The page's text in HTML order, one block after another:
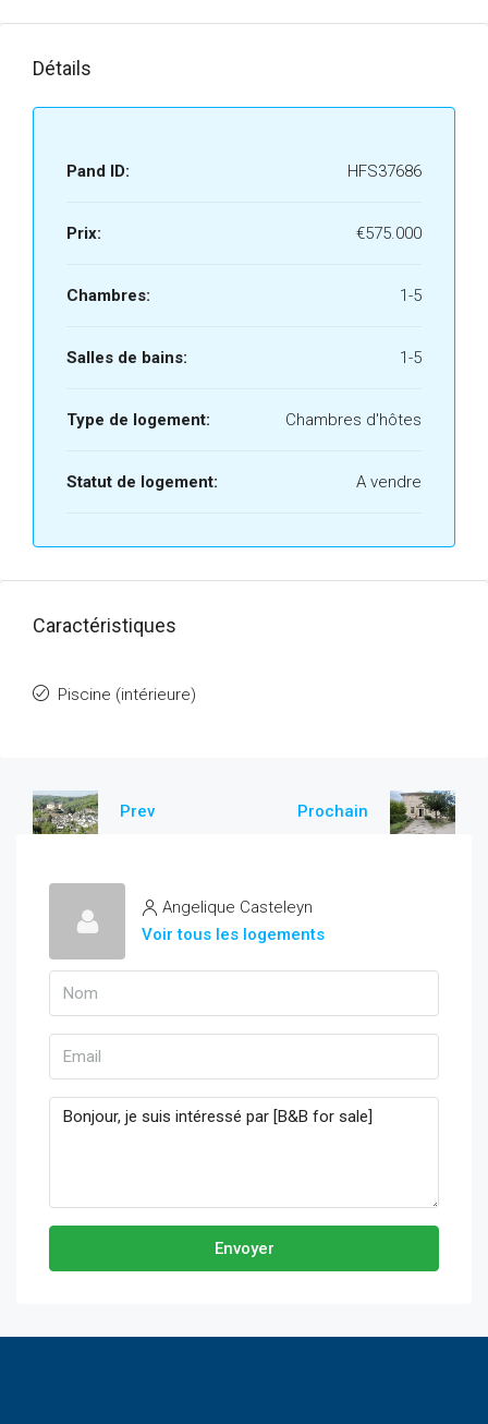
Détails
Pand ID: HFS37686
Prix: €575.000
Chambres: 1-5
Salles de bains: 1-5
Type de logement: Chambres d'hôtes
Statut de logement: A vendre
Caractéristiques
Piscine (intérieure)
Prev Prochain
Angelique Casteleyn
Voir tous les logements
Envoyer